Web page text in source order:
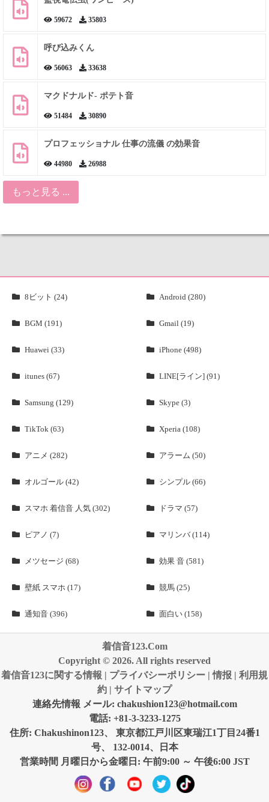
59672 35803
呼び込みくん
56063 33638
マクドナルド- ポテト音
51484 30890
プロフェッショナル 仕事の流儀 の効果音
44980 26988
もっと見る ...
8ビット (24) Android (280)
BGM (191) Gmail (19)
Huawei (33) iPhone (498)
itunes (67) LINE[ライン] (91)
Samsung (129) Skype (3)
TikTok (63) Xperia (108)
アニメ (282) アラーム (50)
オルゴール (42) シンプル (66)
スマホ 着信音 人気 (302) ドラマ (57)
ピアノ (7) マリンバ (114)
メツセージ (68) 効果 音 (581)
壁紙 スマホ (17) 競馬 (25)
通知音 (396) 面白い (158)
着信音123.Com
Copyright © 2026. All rights reserved
着信音123に関する情報 | プライバシーポリシー |情报 | 利用規
約 | サイトマップ
連絡先情報 メール: chakushion123@hotmail.com
電話: +81-3-3233-1275
住所: Chakushinon123、 東京都江戸川区東瑞江1丁目24番1
号、 132-0014、日本
営業時間 月曜日から金曜日: 午前9:00 ～ 午後6:00 JST